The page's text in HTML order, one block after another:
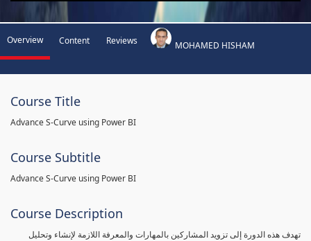
Overview Content Reviews MOHAMED HISHAM
Course Title
Advance S-Curve using Power BI
Course Subtitle
Advance S-Curve using Power BI
Course Description
تهدف هذه الدورة إلى تزويد المشاركين بالمهارات والمعرفة اللازمة لإنشاء وتحليل